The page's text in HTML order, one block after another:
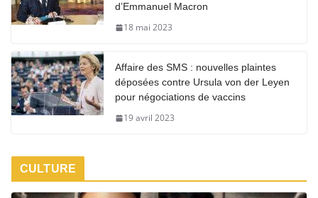
d’Emmanuel Macron
18 mai 2023
Affaire des SMS : nouvelles plaintes
déposées contre Ursula von der Leyen
pour négociations de vaccins
19 avril 2023
CULTURE